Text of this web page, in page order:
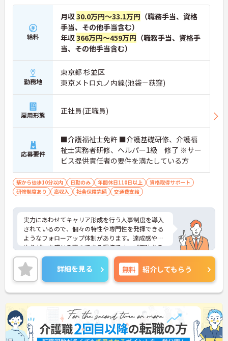
給料
月収30.0万円～33.1万円 （職務手当、資格
手当、その他手当含む）
年収366万円～459万円 （職務手当、資格手
当、その他手当含む）
勤務地
東京都 杉並区
東京メトロ丸ノ内線(池袋－荻窪)
雇用形態 正社員(正職員)
応募要件
■介護福祉士免許 ■介護基礎研修、介護福
祉士実務者研修、ヘルパー1級 修了 ※サー
ビス提供責任者の要件を満たしている方
駅から徒歩10分以内 日勤のみ 年間休日110日以上
資格取得サポート
研修制度あり
高収入 社会保険完備 交通費支給
実力にあわせてキャリア形成を行う人事制度を導入
されているので、個々の特性や専門性を発揮できる
ようなフォローアップ体制があります。達成感や、
やりがいを感じる事のできる環境です。ご興味ある
方には、面接のポイントなど、さらに詳細をお話致
しますのでお気軽にご相談ください。
詳細を見る 無料 紹介してもらう